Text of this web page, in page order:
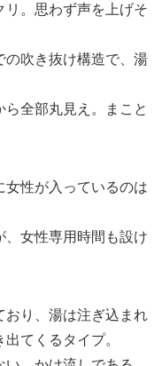
。思わず声を上げそ
の吹き抜け構造で、湯
全部丸見え。まこと
性が入っているのは
、女性専用時間も設け
おり、湯は注ぎ込まれ
てくるタイプ。